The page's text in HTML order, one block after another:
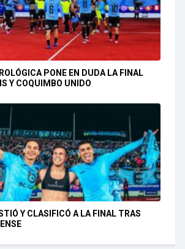
PONE EN DUDA LA FINAL
Y COQUIMBO UNIDO
Y CLASIFICÓ A LA FINAL TRAS